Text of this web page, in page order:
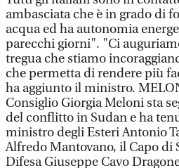
ambasciata che è in grado di
acqua ed ha autonomia
parecchi giorni". "Ci
tregua che stiamo
che permetta di rendere più
ha aggiunto il ministro.
Consiglio Giorgia Meloni sta
del conflitto in Sudan e ha
ministro degli Esteri Antonio
Alfredo Mantovano, il Capo di
Difesa Giuseppe Cavo